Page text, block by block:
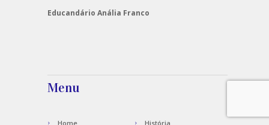
Educandário Anália Franco
Menu
Home História